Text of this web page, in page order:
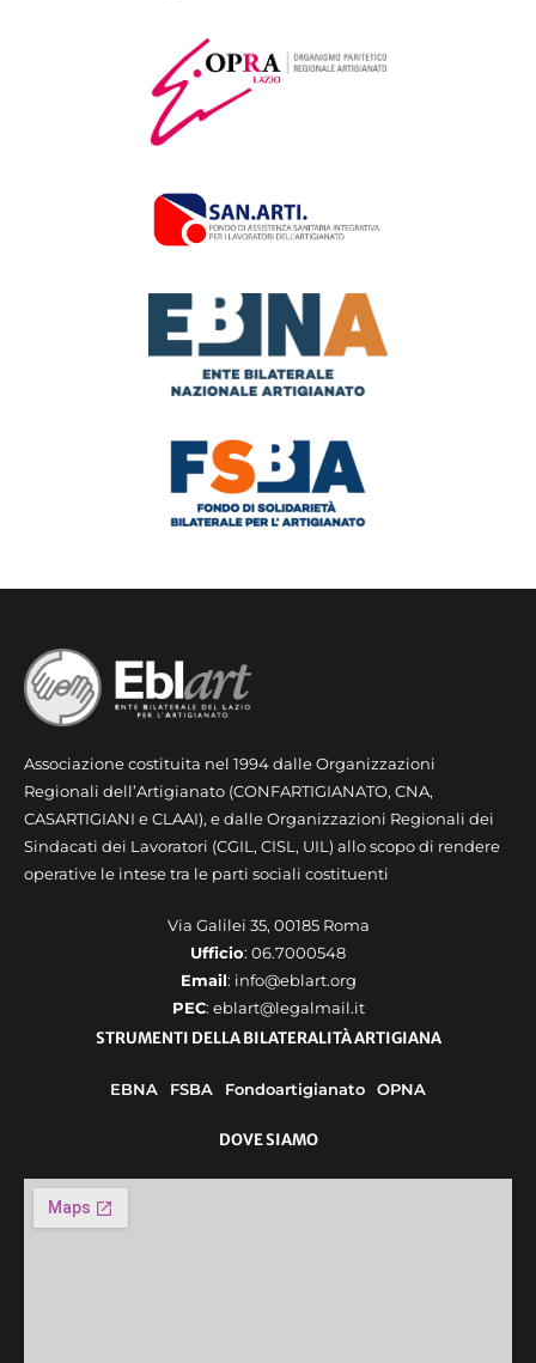
Associazione costituita nel 1994 dalle Organizzazioni
Regionali dell’Artigianato (CONFARTIGIANATO, CNA,
CASARTIGIANI e CLAAI), e dalle Organizzazioni Regionali dei
Sindacati dei Lavoratori (CGIL, CISL, UIL) allo scopo di rendere
operative le intese tra le parti sociali costituenti
Via Galilei 35, 00185 Roma
Ufficio: 06.7000548
Email: info@eblart.org
PEC: eblart@legalmail.it
STRUMENTI DELLA BILATERALITÀ ARTIGIANA
EBNA FSBA Fondoartigianato OPNA
DOVE SIAMO